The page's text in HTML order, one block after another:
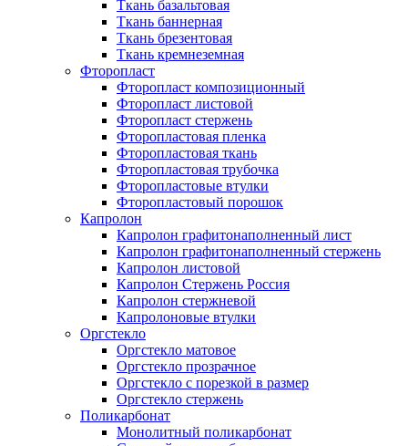
Ткань базальтовая
Ткань баннерная
Ткань брезентовая
Ткань кремнеземная
Фторопласт
Фторопласт композиционный
Фторопласт листовой
Фторопласт стержень
Фторопластовая пленка
Фторопластовая ткань
Фторопластовая трубочка
Фторопластовые втулки
Фторопластовый порошок
Капролон
Капролон графитонаполненный лист
Капролон графитонаполненный стержень
Капролон листовой
Капролон Стержень Россия
Капролон стержневой
Капролоновые втулки
Оргстекло
Оргстекло матовое
Оргстекло прозрачное
Оргстекло с порезкой в размер
Оргстекло стержень
Поликарбонат
Монолитный поликарбонат